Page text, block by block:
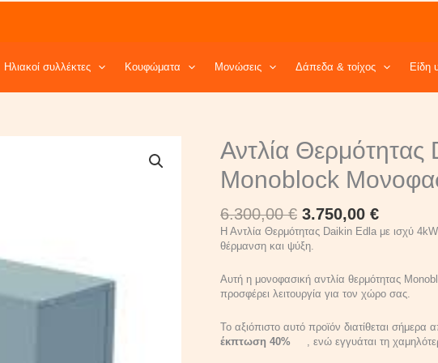
Ηλιακοί συλλέκτες Κουφώματα Μονώσεις Δάπεδα & τοίχος Είδη
Αντλία
Monoblock
6.300,00€
Original
price
was:
6.300,00 €.
3.750,00 €
Current
price
is:
Η Αντλία Θερμότητας Daikin Edla με ισχύ
θέρμανση και ψύξη.
Αυτή η μονοφασική αντλία θερμότητας
προσφέρει λειτουργία για τον χώρο σας.
Το αξιόπιστο αυτό προϊόν διατίθεται
έκπτωση 40% , ενώ εγγυάται τη
Αντλία
Θερμότητας
Daikin
EDLA
Monoblock
Μονοφασική
quantity